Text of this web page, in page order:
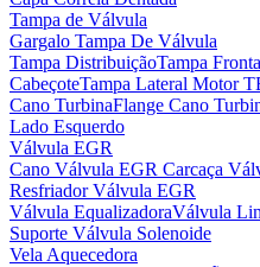
Tampa de Válvula
Gargalo Tampa De Válvula
Tampa DistribuiçãoTampa
CabeçoteTampa Lateral Motor
Cano TurbinaFlange Cano
Lado Esquerdo
Válvula EGR
Cano Válvula EGR Carcaça
Resfriador Válvula EGR
Válvula EqualizadoraVálvula
Suporte Válvula Solenoide
Vela Aquecedora